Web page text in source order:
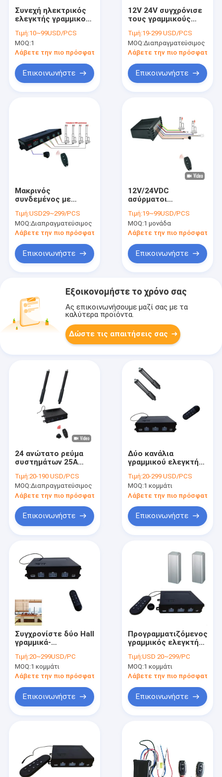
Περίπου εμείς
Συνεχή ηλεκτρικός
ελεγκτής γραμμικού
λειτουργία
ασφάλειας
Τιμή:10~99USD/PCS
MOQ:1
Λάβετε την πιο πρόσφατη τιμή
Επικοινωνήστε
12V 24V συγχρόνισε
τους γραμμικούς
ενεργοποιητών για 3
ή 4 ενεργοποιητές
Τιμή:19-299 USD/PCS
MOQ:Διαπραγματεύσιμος
Λάβετε την πιο πρόσφατη
Επικοινωνήστε
Μακρινός
συνδεμένος με
έλεγχος 4
διακοπτών
γραμμικοί ελεγκτές
αιθουσών
Τιμή:USD29~299/PCS
MOQ:Διαπραγματεύσιμος
Λάβετε την πιο πρόσφατη τιμή
Επικοινωνήστε
12V/24VDC
ασύρματοι
γραμμικοί ελεγκτές
ενεργοποιητών 20A
με προστασία από
Τιμή:19~99USD/PCS
MOQ:1 μονάδα
Λάβετε την πιο πρόσφατη
Επικοινωνήστε
Εξοικονομήστε το χρόνο σας
Ας επικοινωνήσουμε μαζί σας με τα
καλύτερα προϊόντα.
Δώστε τις απαιτήσεις σας
24 ανώτατο ρεύμα
συστημάτων 25A
γραμμικό
ενεργοποιητών βολτ
Τιμή:20-190 USD/PCS
MOQ:Διαπραγματεύσιμος
Λάβετε την πιο πρόσφατη τιμή
Επικοινωνήστε
Δύο κανάλια
γραμμικού ελεγκτή
Συγχρονισμός
επιπτώσεων
αίθουσας για στήλες
τραπεζών
ανελκυστήρων
Τιμή:20-299 USD/PCS
MOQ:1 κομμάτι
Λάβετε την πιο πρόσφατη
Επικοινωνήστε
Συγχρονίστε δύο Hall
γραμμικά-
DC μονάδα ελέγχου
με
προγραμματιζόμενες
Τιμή:20~299USD/PC
MOQ:1 κομμάτι
Λάβετε την πιο πρόσφατη τιμή
Επικοινωνήστε
Προγραμματιζόμενος
γραμμικός ελεγκτής
12V-28V DC
actuators μονάδα
τηλεχειρισμού
Τιμή:USD 20~299/PC
MOQ:1 κομμάτι
Λάβετε την πιο πρόσφατη
Επικοινωνήστε